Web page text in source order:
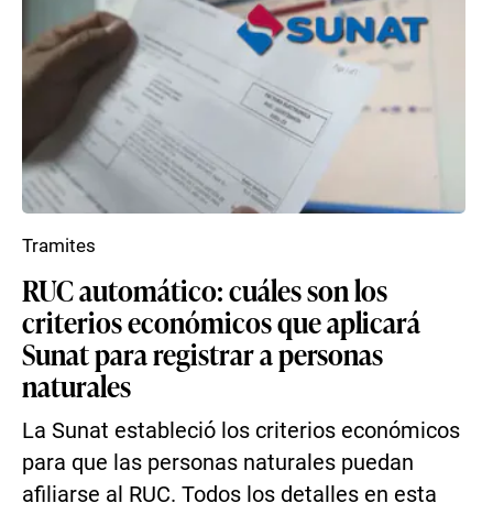
RUC automático: cuáles son los
criterios económicos que aplicará
Sunat para registrar a personas
naturales
La Sunat estableció los criterios económicos
para que las personas naturales puedan
afiliarse al RUC. Todos los detalles en esta
Tramites